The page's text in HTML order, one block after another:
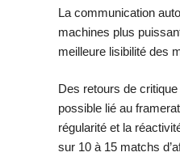
La communication
machines plus
meilleure lisibilité des
Des retours de
possible lié au
régularité et la
sur 10 à 15 matchs